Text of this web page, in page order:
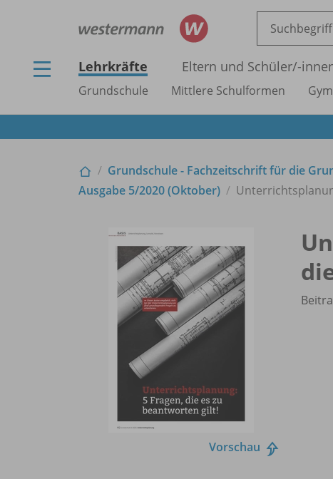
Lehrkräfte Eltern und Schüler/-
Grundschule Mittlere Schulformen
Grundschule - Fachzeitschrift für die
Ausgabe 5/2020 (Oktober)
Vorschau